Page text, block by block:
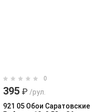
0
395 ₽ /рул.
921 05 Обои Саратовские